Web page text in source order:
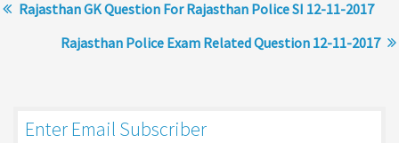
Rajasthan GK Question For Rajasthan Police SI 12-11-2017
Rajasthan Police Exam Related Question 12-11-2017
Enter Email Subscriber